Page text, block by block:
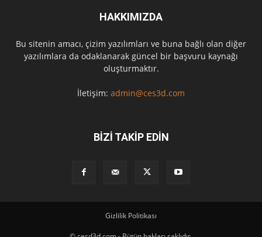
HAKKIMIZDA
Bu sitenin amacı, çizim yazılımları ve buna bağlı olan diğer
yazılımlara da odaklanarak güncel bir başvuru kaynağı
oluşturmaktır.
İletişim: admin@ces3d.com
BİZİ TAKİP EDİN
Gizlilik Politikası